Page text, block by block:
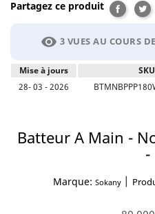
Partagez ce produit
visibility 3 VUES AU COURS
Mise à jours SKU
28- 03 - 2026
Batteur A Main -
-
Marque: Sokany |